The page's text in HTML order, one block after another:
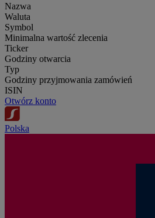
Nazwa
Waluta
Symbol
Minimalna wartość zlecenia
Ticker
Godziny otwarcia
Typ
Godziny przyjmowania zamówień
ISIN
Otwórz konto
Polska